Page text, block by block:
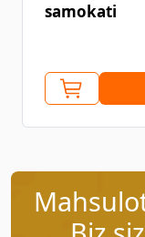
samokati